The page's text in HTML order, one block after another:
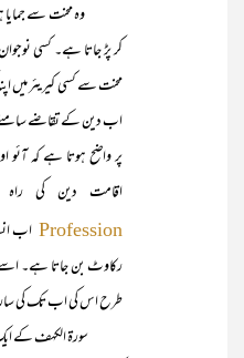
وہ محنت سے جمایا
کر پڑ جاتا ہے۔ کسی
محنت سے کسی کیریئر میں
اب دین کے تقاضے
پر واضح ہوتا ہے کہ آئو
اقامت دین کی راہ
Profession اب
رکاوٹ بن جاتا ہے۔
طرح اس کی اب تک کی
سورۃ الکہف کے